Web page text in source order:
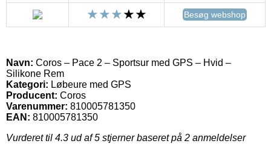
Besøg webshop
Navn: Coros – Pace 2 – Sportsur med GPS – Hvid –
Silikone Rem
Kategori: Løbeure med GPS
Producent: Coros
Varenummer: 810005781350
EAN: 810005781350
Vurderet til 4.3 ud af 5 stjerner baseret på 2 anmeldelser